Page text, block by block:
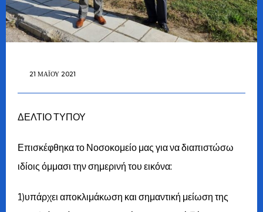
21 ΜΑΪ́ΟΥ 2021
ΔΕΛΤΙΟ ΤΥΠΟΥ
Επισκέφθηκα το Νοσοκομείο μας για να διαπιστώσω
ιδίοις όμμασι την σημερινή του εικόνα:
1)υπάρχει αποκλιμάκωση και σημαντική μείωση της